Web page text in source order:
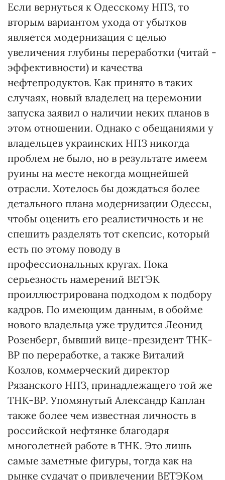
Если вернуться к Одесскому НПЗ, то
вторым вариантом ухода от убытков
является модернизация с целью
увеличения глубины переработки (читай -
эффективности) и качества
нефтепродуктов. Как принято в таких
случаях, новый владелец на церемонии
запуска заявил о наличии неких планов в
этом отношении. Однако с обещаниями у
владельцев украинских НПЗ никогда
проблем не было, но в результате имеем
руины на месте некогда мощнейшей
отрасли. Хотелось бы дождаться более
детального плана модернизации Одессы,
чтобы оценить его реалистичность и не
спешить разделять тот скепсис, который
есть по этому поводу в
профессиональных кругах. Пока
серьезность намерений ВЕТЭК
проиллюстрирована подходом к подбору
кадров. По имеющим данным, в обойме
нового владельца уже трудится Леонид
Розенберг, бывший вице-президент ТНК-
ВР по переработке, а также Виталий
Козлов, коммерческий директор
Рязанского НПЗ, принадлежащего той же
ТНК-ВР. Упомянутый Александр Каплан
также более чем известная личность в
российской нефтянке благодаря
многолетней работе в ТНК. Это лишь
самые заметные фигуры, тогда как на
рынке судачат о привлечении ВЕТЭКом